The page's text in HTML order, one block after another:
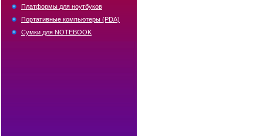
Платформы для ноутбуков
Портативные компьютеры (PDA)
Сумки для NOTEBOOK